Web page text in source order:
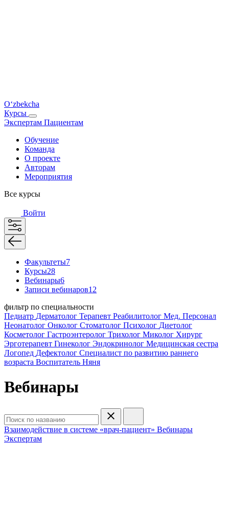
O‘zbekcha
Курсы
Экспертам Пациентам
Обучение
Команда
О проекте
Авторам
Мероприятия
Все курсы
Войти
Факультеты7
Курсы28
Вебинары6
Записи вебинаров12
фильтр по специальности
Педиатр Дерматолог Терапевт Реабилитолог Мед. Персонал
Неонатолог Онколог Стоматолог Психолог Диетолог
Косметолог Гастроэнтеролог Трихолог Миколог Хирург
Эрготерапевт Гинеколог Эндокринолог Медицинская сестра
Логопед Дефектолог Специалист по развитию раннего
возраста Воспитатель Няня
Вебинары
Взаимодействие в системе «врач-пациент» Вебинары
Экспертам